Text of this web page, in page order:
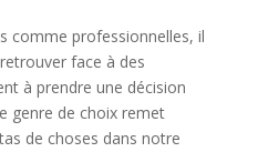
comme professionnelles, il
face à des
à prendre une décision
genre de choix remet
de choses dans notre